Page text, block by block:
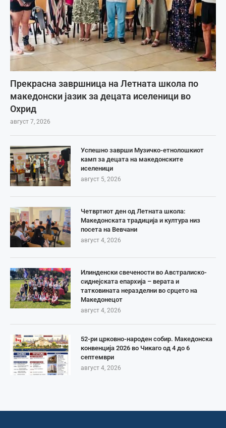
Прекрасна завршница на Летната школа по
македонски јазик за децата иселеници во
Охрид
август 7, 2026
Успешно заврши Музичко-етнолошкиот
камп за децата на македонските
иселеници
август 5, 2026
Четвртиот ден од Летната школа:
Македонската традиција и култура низ
посета на Вевчани
август 4, 2026
Илинденски свечености во Австралиско-
сиднејската епархија – верата и
татковината неразделни во срцето на
Македонецот
август 4, 2026
52-ри црковно-народен собир. Македонска
конвенција 2026 во Чикаго од 4 до 6
септември
август 4, 2026